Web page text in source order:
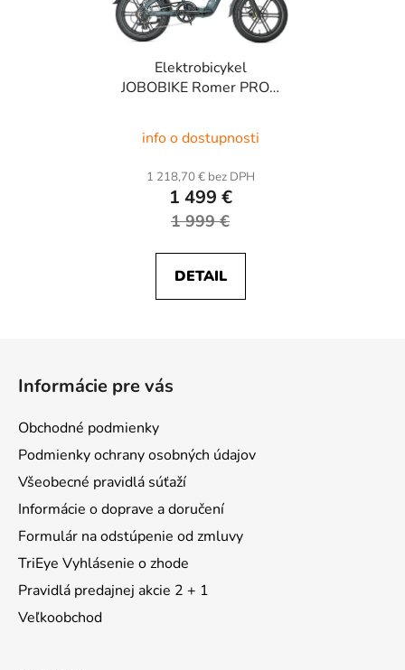
Elektrobicykel
JOBOBIKE Romer PRO -
info o dostupnosti
1 218,70 € bez DPH
1 499 €
1 999 €
DETAIL
Informácie pre vás
Obchodné podmienky
Podmienky ochrany osobných údajov
Všeobecné pravidlá súťaží
Informácie o doprave a doručení
Formulár na odstúpenie od zmluvy
TriEye Vyhlásenie o zhode
Pravidlá predajnej akcie 2 + 1
Veľkoobchod